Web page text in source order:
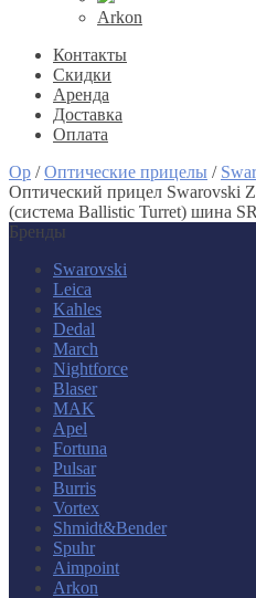
Arkon
Контакты
Скидки
Аренда
Доставка
Оплата
Op /Оптические прицелы /
Оптический прицел Swarovski
(система Ballistic Turret) шина
Бренды
Swarovski
Leica
Kahles
Dedal
March
Nightforce
Blaser
MAK
Apel
Fortuna
Pulsar
Burris
Vortex
Shmidt&Bender
Spuhr
Aimpoint
Arkon